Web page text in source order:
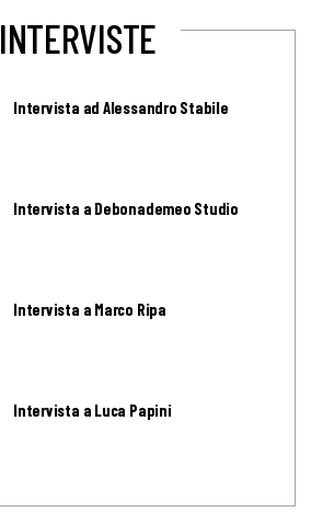
INTERVISTE
Intervista ad Alessandro Stabile
Intervista a Debonademeo Studio
Intervista a Marco Ripa
Intervista a Luca Papini